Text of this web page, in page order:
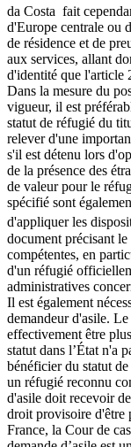
da Costa fait
d'Europe centrale ou
de résidence et de
aux services, allant
d'identité que l'article
Dans la mesure du
vigueur, il est
statut de réfugié du
relever d'une
s'il est détenu lors
de la présence des
de valeur pour le
spécifié sont
d'appliquer les
document précisant
compétentes, en
d'un réfugié
administratives
Il est également
demandeur d'asile.
effectivement être
statut dans l’État n'a
bénéficier du statut
un réfugié reconnu
d'asile doit recevoir
droit provisoire d'être
France, la Cour de